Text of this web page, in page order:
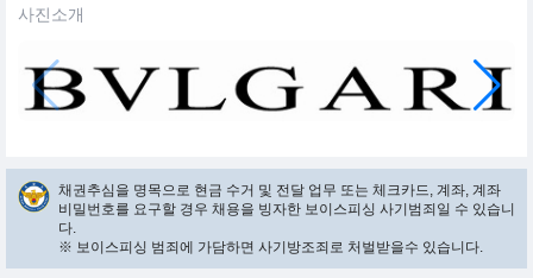
사진소개
채권추심을 명목으로 현금 수거 및 전달 업무 또는 체크카드, 계좌, 계좌
비밀번호를 요구할 경우 채용을 빙자한 보이스피싱 사기범죄일 수 있습니
다.
※ 보이스피싱 범죄에 가담하면 사기방조죄로 처벌받을수 있습니다.